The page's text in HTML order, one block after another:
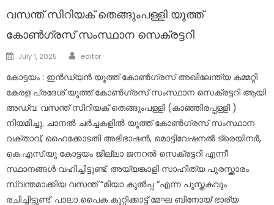
വസന്ത് സിറിയക് തെങ്ങുംപള്ളി യൂത്ത്
കോൺഗ്രസ് സംസ്ഥാന സെക്രട്ടറി
Posted
July 1, 2025 Author
editor
കോട്ടയം : ഇൻഡ്യൻ യൂത്ത് കോൺഗ്രസ് അഖിലേന്ത്യ കമ്മറ്റി
കേരള പ്രദേശ് യൂത്ത് കോൺഗ്രസ് സംസ്ഥാന സെക്രട്ടറി ആയി
അഡ്വ: വസന്ത് സിറിയക് തെങ്ങുംപള്ളി (കാഞ്ഞിരപ്പള്ളി )
നിയമിച്ചു. ചാനൽ ചർച്ചകളിൽ യൂത്ത് കോൺഗ്രസ് സംസ്ഥാന
വക്താവ്, ഹൈക്കോടതി അഭിഭാഷൻ, മൊട്ടിവേഷനൽ ട്രെയിനർ,
കെ.എസ്.യു കോട്ടയം ജില്ലാ ജനറൽ സെക്രട്ടറി എന്നീ
സ്ഥാനങ്ങൾ വഹിച്ചിട്ടുണ്ട്. അയ്യങ്കാളി സാഹിത്യ പുരസ്ക്കാരം
സ്വന്തമാക്കിയ വസന്ത് “മിയാ കുൽപ്പ “എന്ന പുസ്തകവും
രചിച്ചിട്ടുണ്ട്. പാലാ പൈക കുറ്റിക്കാട്ട് മേഘ ബിനോയ് ഭാര്യ